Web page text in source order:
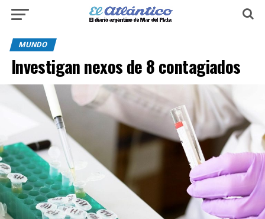
MUNDO
Investigan nexos de 8 contagiados